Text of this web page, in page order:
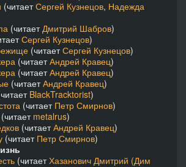
(читаетСергей Кузнецов, Надежда
(читает Дмитрий Шабров)
Сергей Кузнецов)
(читаетСергей Кузнецов)
(читаетАндрей Кравец)
(читаетАндрей Кравец)
(читаетАндрей Кравец)
BlackTracktorist)
(читает Петр Смирнов)
(читает metalrus)
(читаетАндрей Кравец)
(читает Петр Смирнов)
(читаетХазанович Дмитрий (Дим